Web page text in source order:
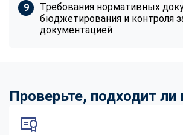
Требования нормативных
бюджетирования и контроля
документацией
Проверьте, подходит ли